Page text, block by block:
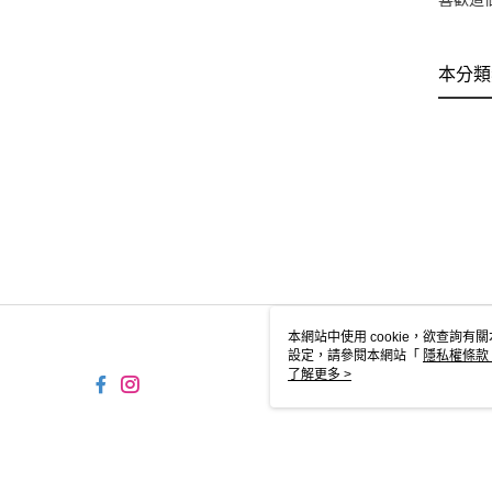
本分
本網站中使用 cookie，欲查詢有
設定，請參閱本網站「 隱私權條款
使用 cookie。
了解更多 >